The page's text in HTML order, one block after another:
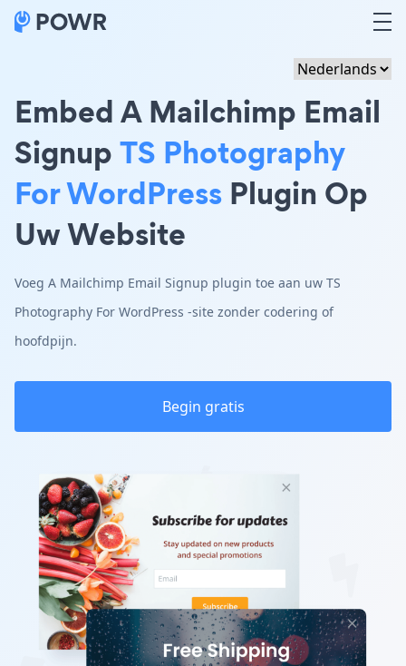
Embed A Mailchimp Email
SignupTS Photography
For WordPress Plugin Op
Uw Website
Voeg A Mailchimp Email Signup plugin toe aan uw TS
Photography For WordPress -site zonder codering of
hoofdpijn.
Begin gratis